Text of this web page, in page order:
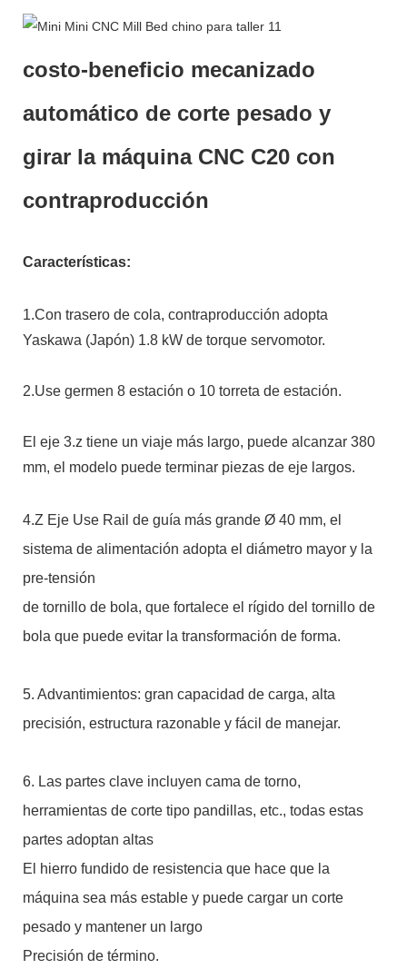
costo-beneficio mecanizado
automático de corte pesado y
girar la máquina CNC C20 con
contraproducción
Características:
1.Con trasero de cola, contraproducción adopta
Yaskawa (Japón) 1.8 kW de torque servomotor.
2.Use germen 8 estación o 10 torreta de estación.
El eje 3.z tiene un viaje más largo, puede alcanzar 380
mm, el modelo puede terminar piezas de eje largos.
4.Z Eje Use Rail de guía más grande Ø 40 mm, el
sistema de alimentación adopta el diámetro mayor y la
pre-tensión
de tornillo de bola, que fortalece el rígido del tornillo de
bola que puede evitar la transformación de forma.
5. Advantimientos: gran capacidad de carga, alta
precisión, estructura razonable y fácil de manejar.
6. Las partes clave incluyen cama de torno,
herramientas de corte tipo pandillas, etc., todas estas
partes adoptan altas
El hierro fundido de resistencia que hace que la
máquina sea más estable y puede cargar un corte
pesado y mantener un largo
Precisión de término.